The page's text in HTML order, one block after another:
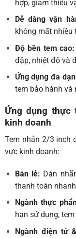
hợp, giảm thiểu
Dễ dàng vận
không mất nhiều
Độ bền tem cao:
đập, nhiệt độ và
Ứng dụng đa
tem bảo hành và
Ứng dụng thực
kinh doanh
Tem nhãn 2/3 inch
vực kinh doanh:
Bán lẻ: Dán
thanh toán
Ngành thực
hạn sử dụng,
Ngành điện tử